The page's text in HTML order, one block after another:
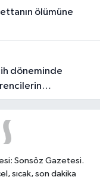
Sonsöz Gazetesi.
sıcak, son dakika